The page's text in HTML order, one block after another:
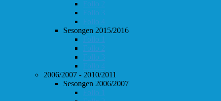
Follo 2
Follo 3
Follo 4
Sesongen 2015/2016
Follo 1
Follo 2
Follo 3
Follo 4
2006/2007 - 2010/2011
Sesongen 2006/2007
Follo 1